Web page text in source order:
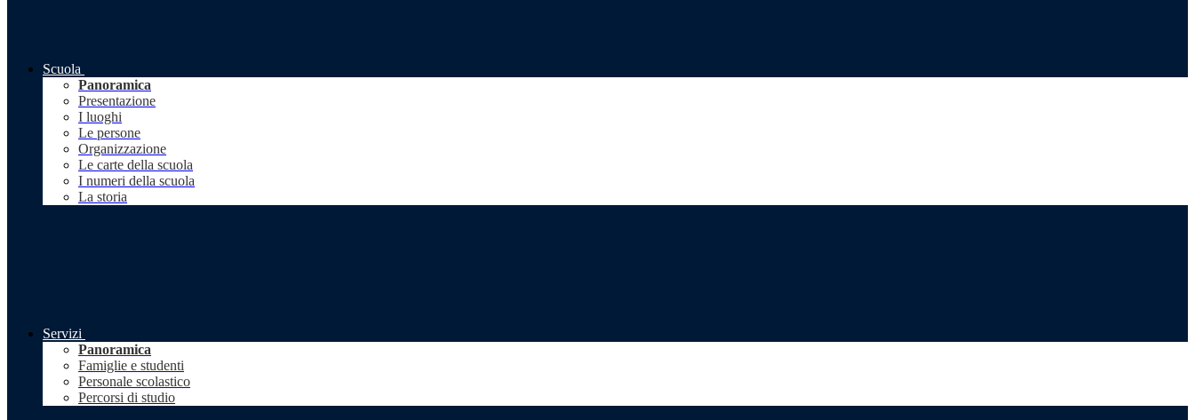
Scuola
Panoramica
Presentazione
I luoghi
Le persone
Organizzazione
Le carte della scuola
I numeri della scuola
La storia
Servizi
Panoramica
Famiglie e studenti
Personale scolastico
Percorsi di studio